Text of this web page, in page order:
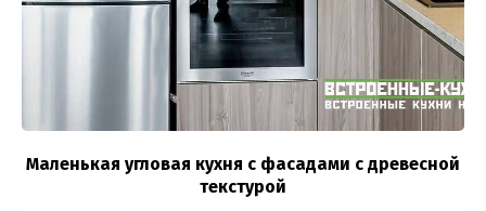
Маленькая угловая кухня с фасадами с древесной
текстурой